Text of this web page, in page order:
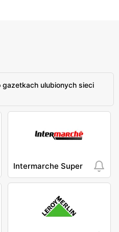
gazetkach ulubionych sieci
Intermarche Super